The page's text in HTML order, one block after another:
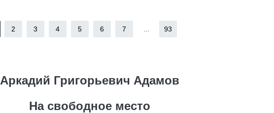
2 3 4 5 6 7 93
Аркадий Григорьевич Адамов
На свободное место